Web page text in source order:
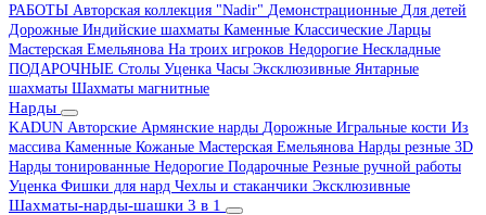
РАБОТЫ Авторская коллекция "Nadir" Демонстрационные Для детей
Дорожные Индийские шахматы Каменные Классические Ларцы
Мастерская Емельянова На троих игроков Недорогие Нескладные
ПОДАРОЧНЫЕ Столы Уценка Часы Эксклюзивные Янтарные
шахматы Шахматы магнитные
Нарды
KADUN Авторские Армянские нарды Дорожные Игральные кости Из
массива Каменные Кожаные Мастерская Емельянова Нарды резные 3D
Нарды тонированные Недорогие Подарочные Резные ручной работы
Уценка Фишки для нард Чехлы и стаканчики Эксклюзивные
Шахматы-нарды-шашки 3 в 1